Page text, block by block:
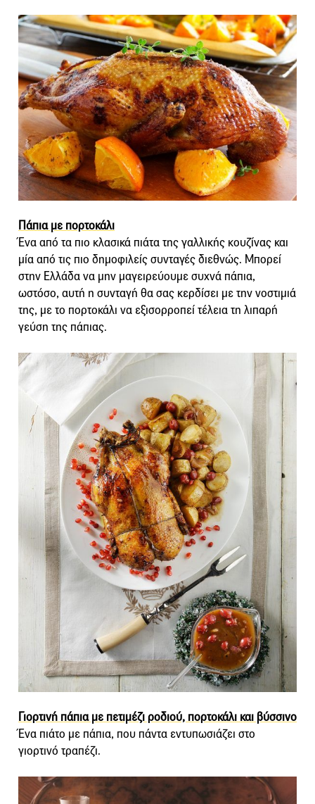
Πάπια με πορτοκάλι
Ένα από τα πιο κλασικά πιάτα της γαλλικής κουζίνας και
μία από τις πιο δημοφιλείς συνταγές διεθνώς. Μπορεί
στην Ελλάδα να μην μαγειρεύουμε συχνά πάπια,
ωστόσο, αυτή η συνταγή θα σας κερδίσει με την νοστιμιά
της, με το πορτοκάλι να εξισορροπεί τέλεια τη λιπαρή
γεύση της πάπιας.
Γιορτινή πάπια με πετιμέζι ροδιού, πορτοκάλι και βύσσινο
Ένα πιάτο με πάπια, που πάντα εντυπωσιάζει στο
γιορτινό τραπέζι.